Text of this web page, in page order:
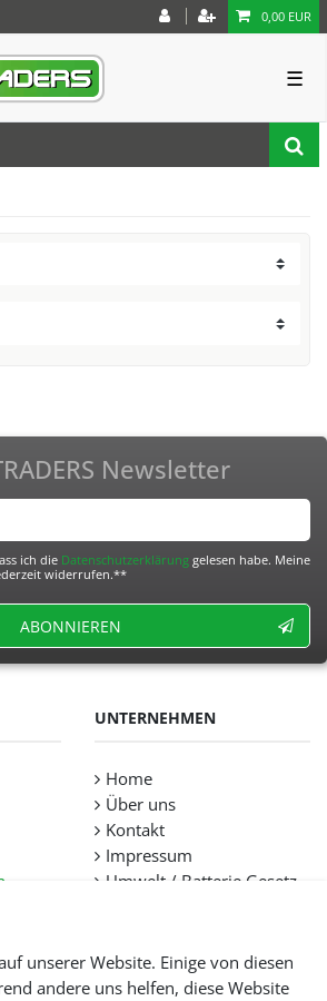
unserer Website. Einige von diesen
andere uns helfen, diese Website
0,00 EUR
☰
Newsletter
ich die Daten­schutz­erklärunggelesen habe. Meine
widerrufen.**
ABONNIEREN
UNTERNEHMEN
Home
Über uns
Kontakt
Impressum
Umwelt / Batterie Gesetz